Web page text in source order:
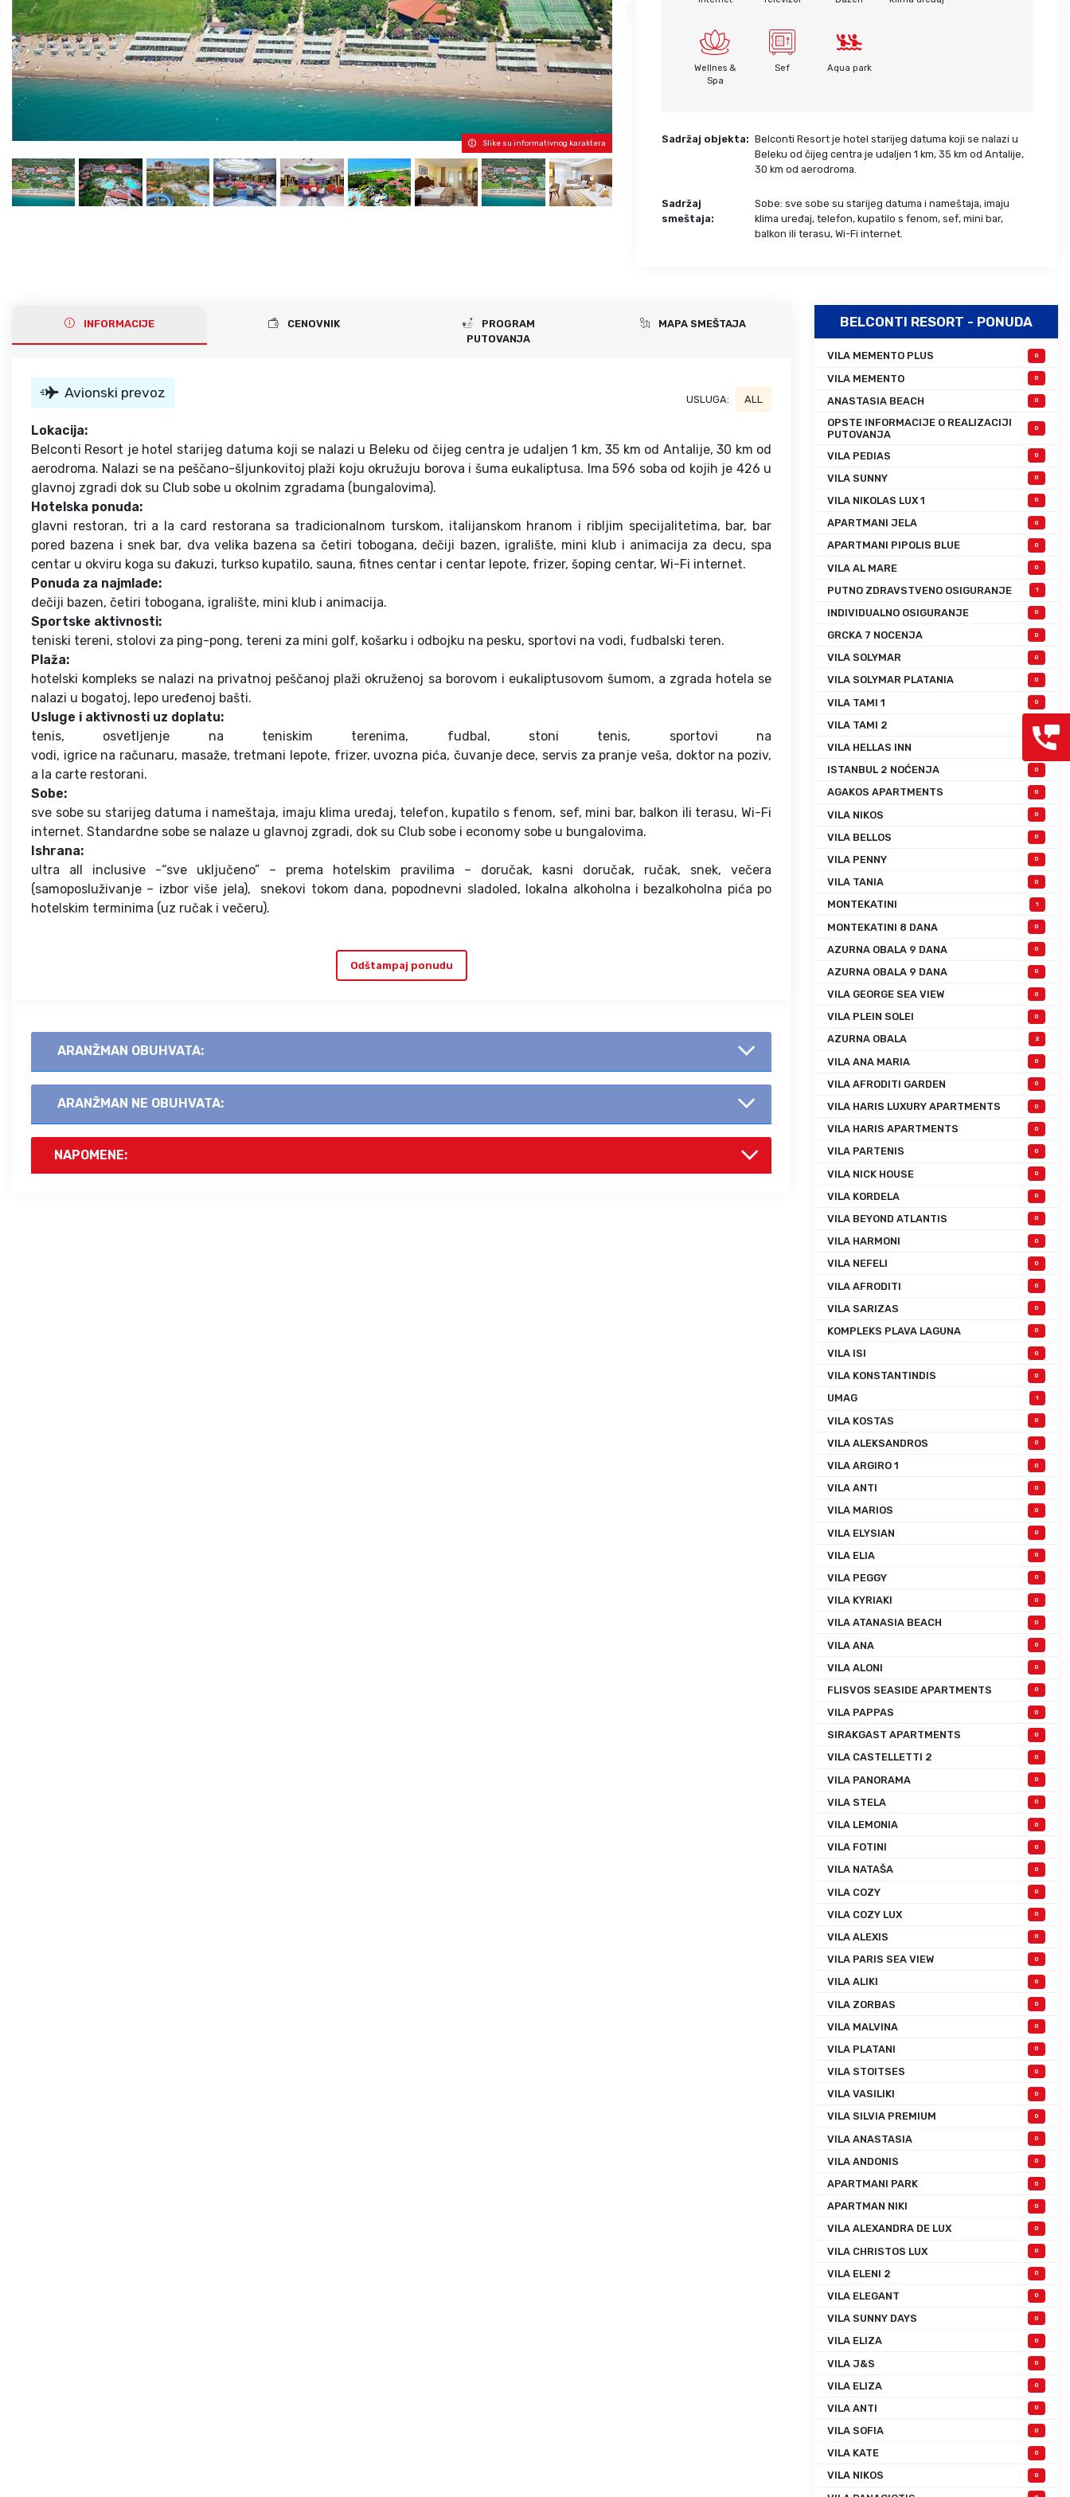
Gerakini
Psakoudia
Metamorfozis
Nikiti
Neos Marmaras
Toroni
Vourvourou
Sarti
Kalamitsi
Salonikiou
Krf
Tasos
Evia
Lefkada
Skijatos
Kefalonija
Santorini
Mikonos
Rodos
Kipar
Krit
Olimpska regija
Kasandra
Ohrid
Istra – Pula
Umag
Slike su informativnog karaktera
Wellnes &
Spa
Sef Aqua park
Sadržaj objekta: Belconti Resort je hotel starijeg datuma koji se nalazi u
Beleku od čijeg centra je udaljen 1 km, 35 km od Antalije,
30 km od aerodroma.
Sadržaj
smeštaja:
Sobe: sve sobe su starijeg datuma i nameštaja, imaju
klima uređaj, telefon, kupatilo s fenom, sef, mini bar,
balkon ili terasu, Wi-Fi internet.
INFORMACIJE CENOVNIK
PROGRAM
PUTOVANJA
MAPA SMEŠTAJA
Avionski prevoz USLUGA: ALL
Lokacija:
Belconti Resort je hotel starijeg datuma koji se nalazi u Beleku od čijeg centra je udaljen 1 km, 35 km od Antalije, 30 km od
aerodroma. Nalazi se na peščano-šljunkovitoj plaži koju okružuju borova i šuma eukaliptusa. Ima 596 soba od kojih je 426 u
glavnoj zgradi dok su Club sobe u okolnim zgradama (bungalovima).
Hotelska ponuda:
glavni restoran, tri a la card restorana sa tradicionalnom turskom, italijanskom hranom i ribljim specijalitetima, bar, bar
pored bazena i snek bar, dva velika bazena sa četiri tobogana, dečiji bazen, igralište, mini klub i animacija za decu, spa
centar u okviru koga su đakuzi, turkso kupatilo, sauna, fitnes centar i centar lepote, frizer, šoping centar, Wi-Fi internet.
Ponuda za najmlađe:
dečiji bazen, četiri tobogana, igralište, mini klub i animacija.
Sportske aktivnosti:
teniski tereni, stolovi za ping-pong, tereni za mini golf, košarku i odbojku na pesku, sportovi na vodi, fudbalski teren.
Plaža:
hotelski kompleks se nalazi na privatnoj peščanoj plaži okruženoj sa borovom i eukaliptusovom šumom, a zgrada hotela se
nalazi u bogatoj, lepo uređenoj bašti.
Usluge i aktivnosti uz doplatu:
tenis, osvetljenje na teniskim terenima, fudbal, stoni tenis, sportovi na
vodi, igrice na računaru, masaže, tretmani lepote, frizer, uvozna pića, čuvanje dece, servis za pranje veša, doktor na poziv,
a la carte restorani.
Sobe:
sve sobe su starijeg datuma i nameštaja, imaju klima uređaj, telefon, kupatilo s fenom, sef, mini bar, balkon ili terasu, Wi-Fi
internet. Standardne sobe se nalaze u glavnoj zgradi, dok su Club sobe i economy sobe u bungalovima.
Ishrana:
ultra all inclusive -“sve uključeno” – prema hotelskim pravilima – doručak, kasni doručak, ručak, snek, večera
(samoposluživanje – izbor više jela), snekovi tokom dana, popodnevni sladoled, lokalna alkoholna i bezalkoholna pića po
hotelskim terminima (uz ručak i večeru).
Odštampaj ponudu
ARANŽMAN OBUHVATA:
ARANŽMAN NE OBUHVATA:
NAPOMENE:
BELCONTI RESORT - PONUDA
VILA MEMENTO PLUS 0
VILA MEMENTO 0
ANASTASIA BEACH 0
OPSTE INFORMACIJE O REALIZACIJI
PUTOVANJA
0
VILA PEDIAS 0
VILA SUNNY 0
VILA NIKOLAS LUX 1 0
APARTMANI JELA 0
APARTMANI PIPOLIS BLUE 0
VILA AL MARE 0
PUTNO ZDRAVSTVENO OSIGURANJE 1
INDIVIDUALNO OSIGURANJE 0
GRCKA 7 NOCENJA 0
VILA SOLYMAR 0
VILA SOLYMAR PLATANIA 0
VILA TAMI 1 0
VILA TAMI 2
VILA HELLAS INN
ISTANBUL 2 NOĆENJA 0
AGAKOS APARTMENTS 0
VILA NIKOS 0
VILA BELLOS 0
VILA PENNY 0
VILA TANIA 0
MONTEKATINI 1
MONTEKATINI 8 DANA 0
AZURNA OBALA 9 DANA 0
AZURNA OBALA 9 DANA 0
VILA GEORGE SEA VIEW 0
VILA PLEIN SOLEI 0
AZURNA OBALA 2
VILA ANA MARIA 0
VILA AFRODITI GARDEN 0
VILA HARIS LUXURY APARTMENTS 0
VILA HARIS APARTMENTS 0
VILA PARTENIS 0
VILA NICK HOUSE 0
VILA KORDELA 0
VILA BEYOND ATLANTIS 0
VILA HARMONI 0
VILA NEFELI 0
VILA AFRODITI 0
VILA SARIZAS 0
KOMPLEKS PLAVA LAGUNA 0
VILA ISI 0
VILA KONSTANTINDIS 0
UMAG 1
VILA KOSTAS 0
VILA ALEKSANDROS 0
VILA ARGIRO 1 0
VILA ANTI 0
VILA MARIOS 0
VILA ELYSIAN 0
VILA ELIA 0
VILA PEGGY 0
VILA KYRIAKI 0
VILA ATANASIA BEACH 0
VILA ANA 0
VILA ALONI 0
FLISVOS SEASIDE APARTMENTS 0
VILA PAPPAS 0
SIRAKGAST APARTMENTS 0
VILA CASTELLETTI 2 0
VILA PANORAMA 0
VILA STELA 0
VILA LEMONIA 0
VILA FOTINI 0
VILA NATAŠA 0
VILA COZY 0
VILA COZY LUX 0
VILA ALEXIS 0
VILA PARIS SEA VIEW 0
VILA ALIKI 0
VILA ZORBAS 0
VILA MALVINA 0
VILA PLATANI 0
VILA STOITSES 0
VILA VASILIKI 0
VILA SILVIA PREMIUM 0
VILA ANASTASIA 0
VILA ANDONIS 0
APARTMANI PARK 0
APARTMAN NIKI 0
VILA ALEXANDRA DE LUX 0
VILA CHRISTOS LUX 0
VILA ELENI 2 0
VILA ELEGANT 0
VILA SUNNY DAYS 0
VILA ELIZA 0
VILA J&S 0
VILA ELIZA 0
VILA ANTI 0
VILA SOFIA 0
VILA KATE 0
VILA NIKOS 0